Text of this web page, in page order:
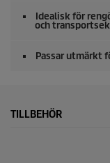
Idealisk för
och
Passar utmärkt
TILLBEHÖR